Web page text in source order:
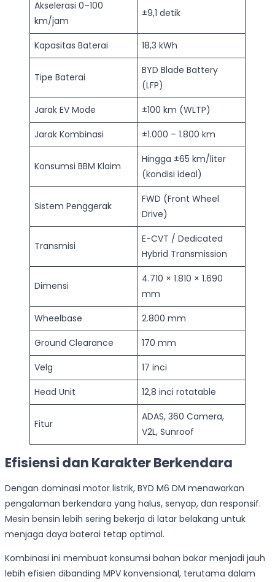
Akselerasi 0–100
km/jam
±9,1 detik
Kapasitas Baterai 18,3 kWh
Tipe Baterai
BYD Blade Battery
(LFP)
Jarak EV Mode
±100 km (WLTP)
Jarak Kombinasi
±1.000 – 1.800 km
Konsumsi BBM Klaim
Hingga ±65 km/liter
(kondisi ideal)
Sistem Penggerak
FWD (Front Wheel
Drive)
Transmisi
E-CVT / Dedicated
Hybrid Transmission
Dimensi
4.710 × 1.810 × 1.690
mm
Wheelbase
2.800 mm
Ground Clearance
170 mm
Velg
17 inci
Head Unit
12,8 inci rotatable
Fitur
ADAS, 360 Camera,
V2L, Sunroof
Efisiensi dan Karakter Berkendara
Dengan dominasi motor listrik, BYD M6 DM menawarkan
pengalaman berkendara yang halus, senyap, dan responsif.
Mesin bensin lebih sering bekerja di latar belakang untuk
menjaga daya baterai tetap optimal.
Kombinasi ini membuat konsumsi bahan bakar menjadi jauh
lebih efisien dibanding MPV konvensional, terutama dalam